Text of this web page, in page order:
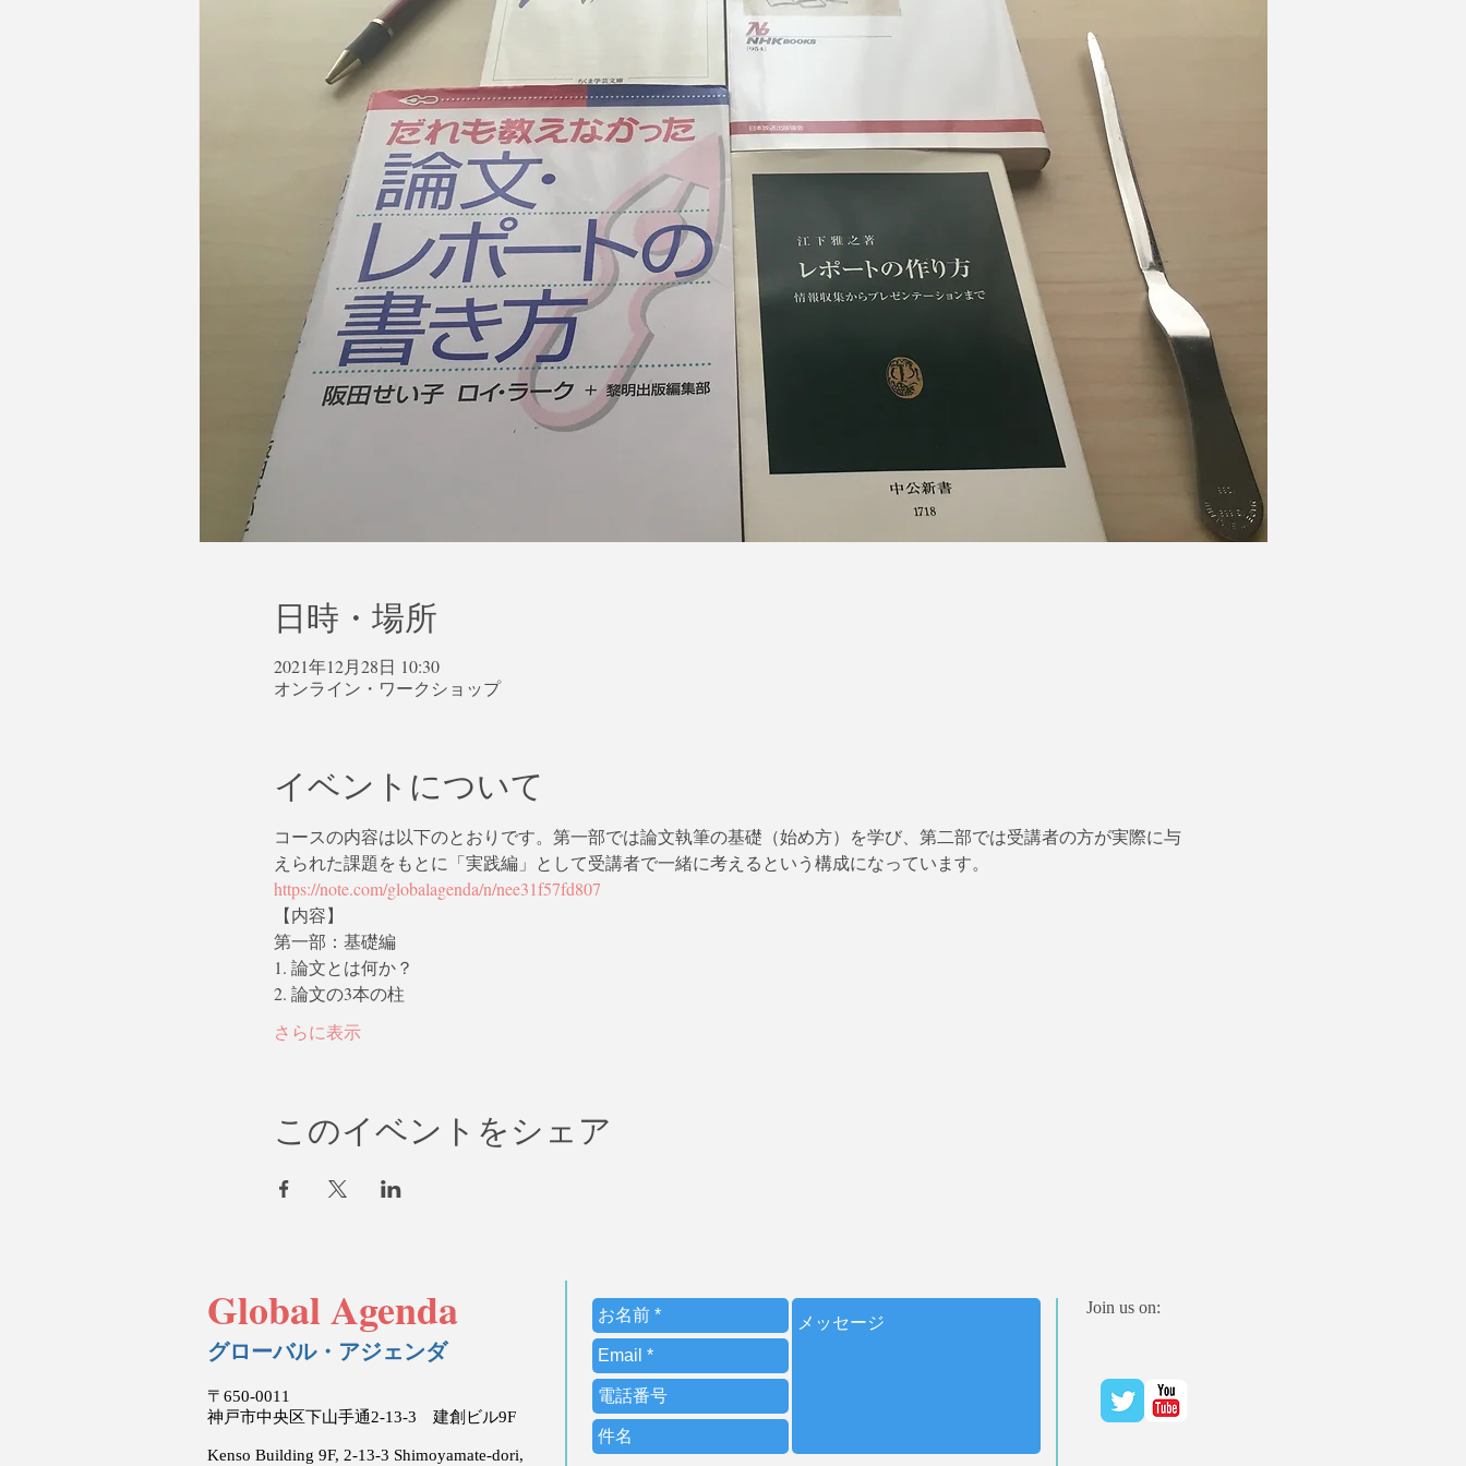
日時・場所
2021年12月28日 10:30
オンライン・ワークショップ
イベントについて
コースの内容は以下のとおりです。第一部では論文執筆の基礎（始め方）を学び、第二部では受講者の方が実際に与
えられた課題をもとに「実践編」として受講者で一緒に考えるという構成になっています。
https://note.com/globalagenda/n/nee31f57fd807
【内容】
第一部：基礎編
1. 論文とは何か？
2. 論文の3本の柱
さらに表示
このイベントをシェア
Global Agenda
グローバル・アジェンダ
〒650-0011
神戸市中央区下山手通2-13-3 建創ビル9F
Kenso Building 9F, 2-13-3 Shimoyamate-dori,
Join us on: